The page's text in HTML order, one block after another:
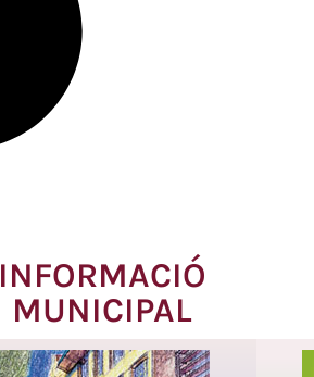
INFORMACIÓ
MUNICIPAL